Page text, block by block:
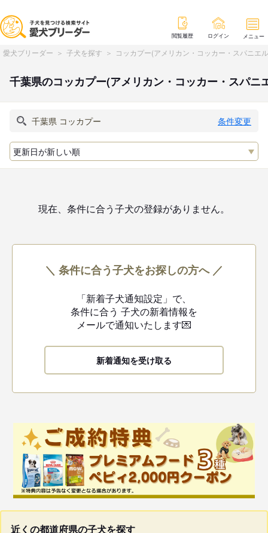
閲覧履歴 ログイン メニュー
愛犬ブリーダー 子犬を探す コッカプー(アメリカン・コッカー・スパニエ
千葉県のコッカプー(アメリカン・コッカー・スパ
条件変更
現在、条件に合う子犬の登録がありません。
＼ 条件に合う子犬をお探しの方へ ／
「新着子犬通知設定」で、
条件に合う 子犬の新着情報を
メールで通知いたします💌
新着通知を受け取る
近くの都道府県の子犬を探す